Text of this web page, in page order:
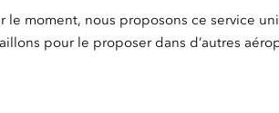
le moment, nous proposons ce service
pour le proposer dans d’autres